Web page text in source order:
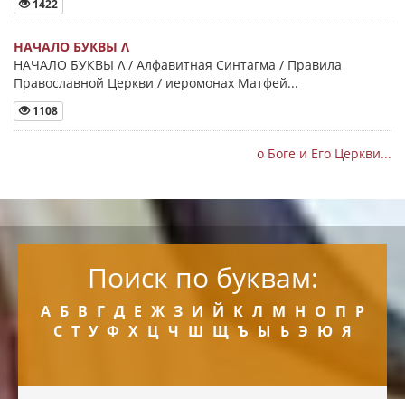
1422
НАЧАЛО БУКВЫ Λ
НАЧАЛО БУКВЫ Λ / Алфавитная Синтагма / Правила
Православной Церкви / иеромонах Матфей...
1108
о Боге и Его Церкви...
Поиск по буквам:
А Б В Г Д Е Ж З И Й К Л М Н О П Р
С Т У Ф Х Ц Ч Ш Щ Ъ Ы Ь Э Ю Я